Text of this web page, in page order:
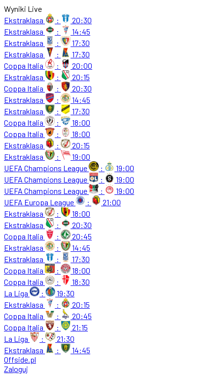
Wyniki Live
Ekstraklasa
:
20:30
Ekstraklasa
:
14:45
Ekstraklasa
:
17:30
Ekstraklasa
:
17:30
Coppa Italia
:
20:00
Ekstraklasa
:
20:15
Coppa Italia
:
20:30
Ekstraklasa
:
14:45
Ekstraklasa
:
17:30
Coppa Italia
:
18:00
Coppa Italia
:
18:00
Ekstraklasa
:
20:15
Ekstraklasa
:
19:00
UEFA Champions League
:
19:00
UEFA Champions League
:
19:00
UEFA Champions League
:
19:00
UEFA Europa League
:
21:00
Ekstraklasa
:
18:00
Ekstraklasa
:
20:30
Coppa Italia
:
20:45
Ekstraklasa
:
14:45
Ekstraklasa
:
17:30
Coppa Italia
:
18:00
Coppa Italia
:
18:30
La Liga
:
19:30
Ekstraklasa
:
20:15
Coppa Italia
:
20:45
Coppa Italia
:
21:15
La Liga
:
21:30
Ekstraklasa
:
14:45
Offside.pl
Zaloguj